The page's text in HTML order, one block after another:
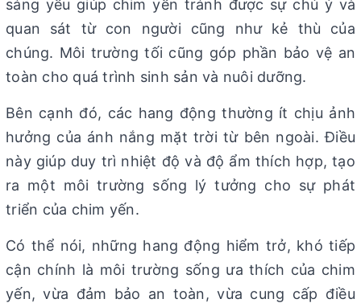
sáng yếu giúp chim yến tránh được sự chú ý và
quan sát từ con người cũng như kẻ thù của
chúng. Môi trường tối cũng góp phần bảo vệ an
toàn cho quá trình sinh sản và nuôi dưỡng.
Bên cạnh đó, các hang động thường ít chịu ảnh
hưởng của ánh nắng mặt trời từ bên ngoài. Điều
này giúp duy trì nhiệt độ và độ ẩm thích hợp, tạo
ra một môi trường sống lý tưởng cho sự phát
triển của chim yến.
Có thể nói, những hang động hiểm trở, khó tiếp
cận chính là môi trường sống ưa thích của chim
yến, vừa đảm bảo an toàn, vừa cung cấp điều